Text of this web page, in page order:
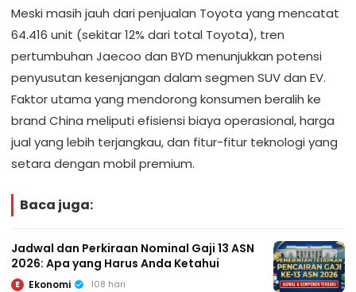
Meski masih jauh dari penjualan Toyota yang mencatat
64.416 unit (sekitar 12% dari total Toyota), tren
pertumbuhan Jaecoo dan BYD menunjukkan potensi
penyusutan kesenjangan dalam segmen SUV dan EV.
Faktor utama yang mendorong konsumen beralih ke
brand China meliputi efisiensi biaya operasional, harga
jual yang lebih terjangkau, dan fitur-fitur teknologi yang
setara dengan mobil premium.
Baca juga:
Jadwal dan Perkiraan Nominal Gaji 13 ASN
2026: Apa yang Harus Anda Ketahui
E Ekonomi 108 hari